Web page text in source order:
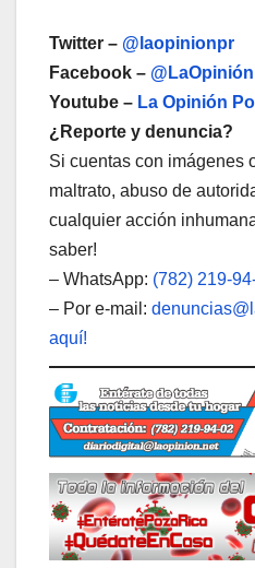
Twitter – @laopinionpr
Facebook –
Youtube – La Opinión
¿Reporte y denuncia?
Si cuentas con imágenes
maltrato, abuso de
cualquier acción
saber!
– WhatsApp: (782) 219-
– Por e-mail:
aquí!